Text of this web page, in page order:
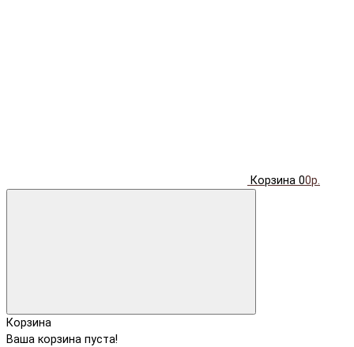
Корзина 00р.
Корзина
Ваша корзина пуста!